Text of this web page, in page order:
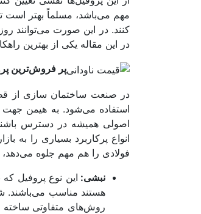
مهم می‌باشد، مسلماً بهتر است
کنند. در این صورت می‌توانند
در این مقاله یکی از بهترین
پر فروش‌ترین
در صنعت ساختمان سازی از
استفاده می‌شود. به هیمن
اصولی همیشه در دسترس
انواع پرکاربرد بسیاری را به
فولادی را هم مهم جلوه می‌دهد،
نبشی:
هستند مناسب می‌باشند.
روش‌های متفاوتی ساخته